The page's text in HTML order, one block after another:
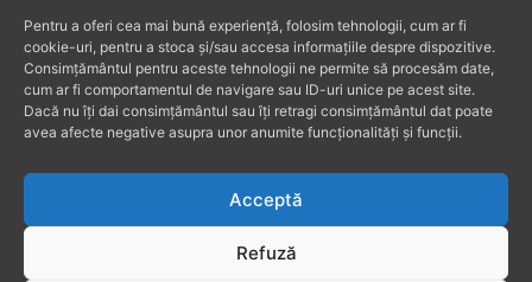
Pentru a oferi cea mai bună experiență, folosim tehnologii, cum ar fi
cookie-uri, pentru a stoca și/sau accesa informațiile despre dispozitive.
Consimțământul pentru aceste tehnologii ne permite să procesăm date,
cum ar fi comportamentul de navigare sau ID-uri unice pe acest site.
Dacă nu îți dai consimțământul sau îți retragi consimțământul dat poate
avea afecte negative asupra unor anumite funcționalități și funcții.
Acceptă
Refuză
Relatii clienti: 0727 578 068 (detalii despre produse +
comenzi telefonice)
Email: contact@sobeterra.ro
CUI: RO32101119
de cea mai înaltă calitate.